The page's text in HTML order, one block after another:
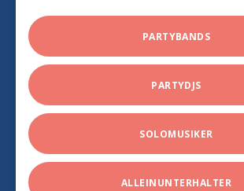
PARTYBANDS
PARTYDJS
SOLOMUSIKER
ALLEINUNTERHALTER